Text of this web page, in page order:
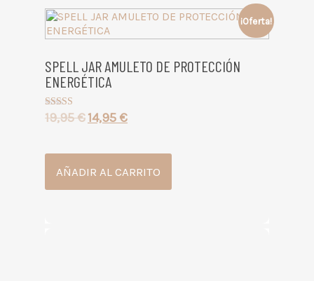
¡Oferta!
SPELL JAR AMULETO DE PROTECCIÓN
ENERGÉTICA
Valorado
con
19,95€14,95 €
AÑADIR AL CARRITO